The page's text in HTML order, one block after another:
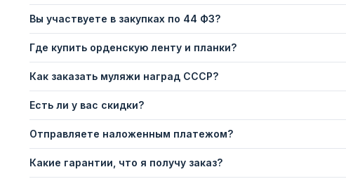
Вы участвуете в закупках по 44 ФЗ?
Где купить орденскую ленту и планки?
Как заказать муляжи наград СССР?
Есть ли у вас скидки?
Отправляете наложенным платежом?
Какие гарантии, что я получу заказ?